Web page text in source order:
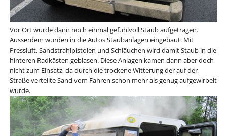
Vor Ort wurde dann noch einmal gefühlvoll Staub aufgetragen.
Ausserdem wurden in die Autos Staubanlagen eingebaut. Mit
Pressluft, Sandstrahlpistolen und Schläuchen wird damit Staub in die
hinteren Radkästen geblasen. Diese Anlagen kamen dann aber doch
nicht zum Einsatz, da durch die trockene Witterung der auf der
Straße verteilte Sand vom Fahren schon mehr als genug aufgewirbelt
wurde.